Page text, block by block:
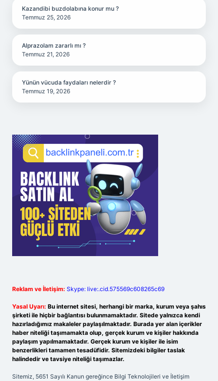
Kazandibi buzdolabına konur mu ?
Temmuz 25, 2026
Alprazolam zararlı mı ?
Temmuz 21, 2026
Yünün vücuda faydaları nelerdir ?
Temmuz 19, 2026
Reklam ve İletişim: Skype: live:.cid.575569c608265c69
Yasal Uyarı: Bu internet sitesi, herhangi bir marka, kurum veya şahıs
şirketi ile hiçbir bağlantısı bulunmamaktadır. Sitede yalnızca kendi
hazırladığımız makaleler paylaşılmaktadır. Burada yer alan içerikler
haber niteliği taşımamakta olup, gerçek kurum ve kişiler hakkında
paylaşım yapılmamaktadır. Gerçek kurum ve kişiler ile isim
benzerlikleri tamamen tesadüfidir. Sitemizdeki bilgiler taslak
halindedir ve tavsiye niteliği taşımazlar.
Sitemiz, 5651 Sayılı Kanun gereğince Bilgi Teknolojileri ve İletişim